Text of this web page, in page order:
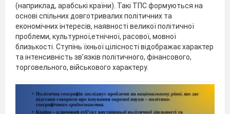
(наприклад, арабські країни). Такі ТПС формуються на
основі спільних довготривалих політичних та
економічних інтересів, наявності великої політичної
проблеми, культурної,етнічної, расової, мовної
близькості. Ступінь їхньої цілісності відображає характер
та інтенсивність зв’язків політичного, фінансового,
торговельного, військового характеру.